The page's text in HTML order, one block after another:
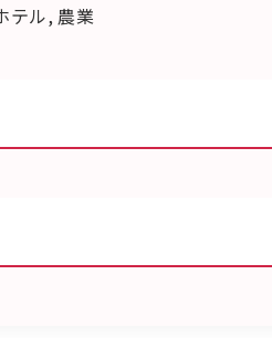
テル, 農業